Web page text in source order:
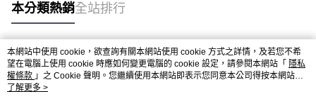
本分類熱銷全站排行
熱門標籤
本網站中使用 cookie，欲查詢有關本網站使用 cookie 方式之詳情，及若您不希
望在電腦上使用 cookie 時應如何變更電腦的 cookie 設定，請參閱本網站「 隱私
權條款 」之 Cookie 聲明。您繼續使用本網站即表示您同意本公司得按本網站使
用條款之 Cookie 聲明使用 cookie。
了解更多 >